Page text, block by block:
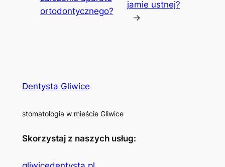
ortodontycznego?
jamie ustnej?
→
Dentysta Gliwice
stomatologia w mieście Gliwice
Skorzystaj z naszych usług: